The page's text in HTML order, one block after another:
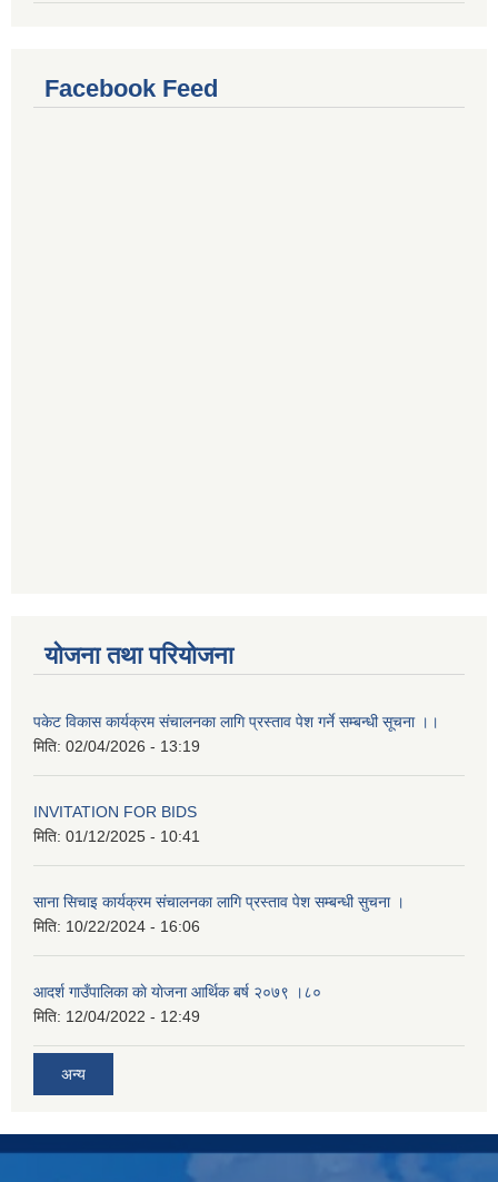
Facebook Feed
योजना तथा परियोजना
पकेट विकास कार्यक्रम संचालनका लागि प्रस्ताव पेश गर्ने सम्बन्धी सूचना ।।
मिति: 02/04/2026 - 13:19
INVITATION FOR BIDS
मिति: 01/12/2025 - 10:41
साना सिचाइ कार्यक्रम संचालनका लागि प्रस्ताव पेश सम्बन्धी सुचना ।
मिति: 10/22/2024 - 16:06
आदर्श गाउँपालिका काे याेजना आर्थिक बर्ष २०७९ ।८०
मिति: 12/04/2022 - 12:49
अन्य